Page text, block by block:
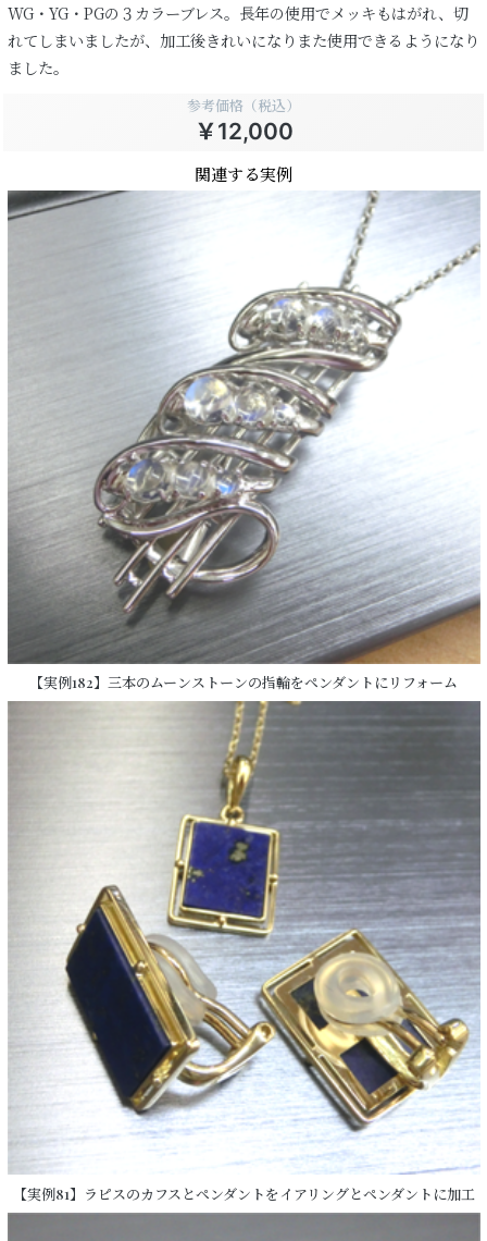
WG・YG・PGの３カラーブレス。長年の使用でメッキもはがれ、切
れてしまいましたが、加工後きれいになりまた使用できるようになり
ました。
参考価格（税込）
￥12,000
関連する実例
【実例182】三本のムーンストーンの指輪をペンダントにリフォーム
【実例81】ラピスのカフスとペンダントをイアリングとペンダントに加工